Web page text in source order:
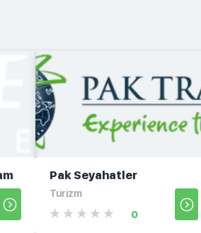
Pak Seyahatler
Turizm
0